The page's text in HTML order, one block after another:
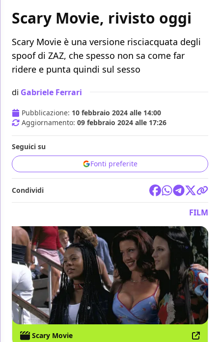
Scary Movie, rivisto oggi
Scary Movie è una versione risciacquata degli
spoof di ZAZ, che spesso non sa come far
ridere e punta quindi sul sesso
di Gabriele Ferrari
Pubblicazione: 10 febbraio 2024 alle 14:00
Aggiornamento: 09 febbraio 2024 alle 17:26
Seguici su
Fonti preferite
Condividi
FILM
Scary Movie